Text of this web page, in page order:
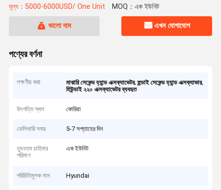
মূল্য：5000-6000USD/ One Unit MOQ：এক ইউনিট
ভালো দাম এখন যোগাযোগ
পণ্যের বর্ণনা
লক্ষণীয় করা মাঝারি সেকেন্ড হ্যান্ড এক্সক্যাভেটর,হুন্ডাই সেকেন্ড হ্যান্ড এক্সক্যাভার,
হিউন্ডাই ২২০ এক্সক্যাভেটর ব্যবহৃত
উৎপত্তি স্থল কোরিয়া
ডেলিভারি সময় 5-7 সপ্তাহের দিন
ন্যূনতম চাহিদার
পরিমাণ
এক ইউনিট
পরিচিতিমুলক নাম Hyundai